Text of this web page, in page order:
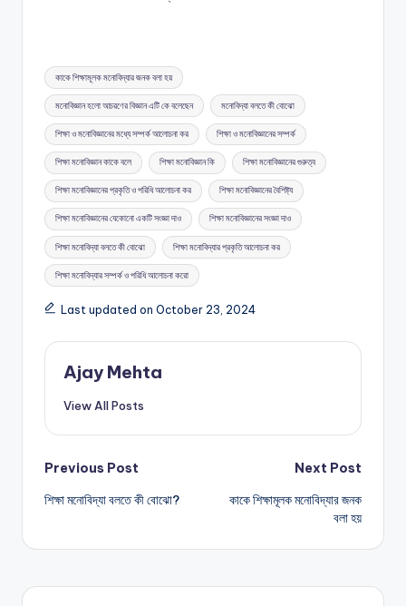
Tags:
কাকে শিক্ষামূলক মনোবিদ্যার জনক বলা হয়
মনোবিজ্ঞান হলো আচরণের বিজ্ঞান এটি কে বলেছেন মনোবিদ্যা বলতে কী বোঝো
শিক্ষা ও মনোবিজ্ঞানের মধ্যে সম্পর্ক আলোচনা কর শিক্ষা ও মনোবিজ্ঞানের সম্পর্ক
শিক্ষা মনোবিজ্ঞান কাকে বলে শিক্ষা মনোবিজ্ঞান কি শিক্ষা মনোবিজ্ঞানের গুরুত্ব
শিক্ষা মনোবিজ্ঞানের প্রকৃতি ও পরিধি আলোচনা কর শিক্ষা মনোবিজ্ঞানের বৈশিষ্ট্য
শিক্ষা মনোবিজ্ঞানের যেকোনো একটি সংজ্ঞা দাও শিক্ষা মনোবিজ্ঞানের সংজ্ঞা দাও
শিক্ষা মনোবিদ্যা বলতে কী বোঝো শিক্ষা মনোবিদ্যার প্রকৃতি আলোচনা কর
শিক্ষা মনোবিদ্যার সম্পর্ক ও পরিধি আলোচনা করো
Last updated on October 23, 2024
Ajay Mehta
View All Posts
Post
navigation
Previous Post
শিক্ষা মনোবিদ্যা বলতে কী বোঝো?
Next Post
কাকে শিক্ষামূলক মনোবিদ্যার জনক
বলা হয়